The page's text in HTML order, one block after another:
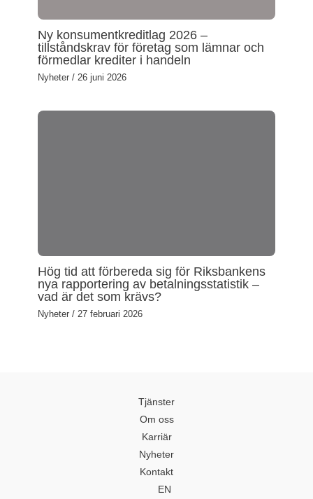
Ny konsumentkreditlag 2026 –
tillståndskrav för företag som lämnar och
förmedlar krediter i handeln
Nyheter / 26 juni 2026
Hög tid att förbereda sig för Riksbankens
nya rapportering av betalningsstatistik –
vad är det som krävs?
Nyheter / 27 februari 2026
Tjänster
Om oss
Karriär
Nyheter
Kontakt
EN